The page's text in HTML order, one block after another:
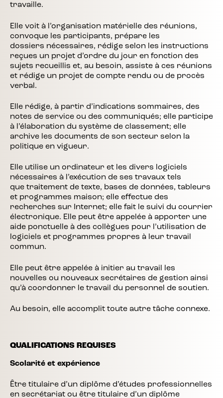
travaille.
Elle voit à l’organisation matérielle des réunions,
convoque les participants, prépare les
dossiers nécessaires, rédige selon les instructions
reçues un projet d’ordre du jour en fonction des
sujets recueillis et, au besoin, assiste à ces réunions
et rédige un projet de compte rendu ou de procès
verbal.
Elle rédige, à partir d’indications sommaires, des
notes de service ou des communiqués; elle participe
à l’élaboration du système de classement; elle
archive les documents de son secteur selon la
politique en vigueur.
Elle utilise un ordinateur et les divers logiciels
nécessaires à l’exécution de ses travaux tels
que traitement de texte, bases de données, tableurs
et programmes maison; elle effectue des
recherches sur Internet; elle fait le suivi du courrier
électronique. Elle peut être appelée à apporter une
aide ponctuelle à des collègues pour l’utilisation de
logiciels et programmes propres à leur travail
commun.
Elle peut être appelée à initier au travail les
nouvelles ou nouveaux secrétaires de gestion ainsi
qu’à coordonner le travail du personnel de soutien.
Au besoin, elle accomplit toute autre tâche connexe.
QUALIFICATIONS REQUISES
Scolarité et expérience
Être titulaire d’un diplôme d’études professionnelles
en secrétariat ou être titulaire d’un diplôme